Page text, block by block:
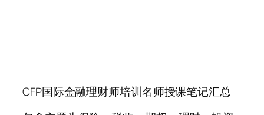
CFP国际金融理财师培训名师授课笔记汇总